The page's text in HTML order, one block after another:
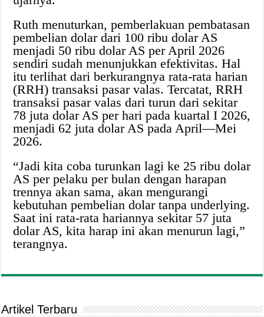
Ruth menuturkan, pemberlakuan pembatasan
pembelian dolar dari 100 ribu dolar AS
menjadi 50 ribu dolar AS per April 2026
sendiri sudah menunjukkan efektivitas. Hal
itu terlihat dari berkurangnya rata-rata harian
(RRH) transaksi pasar valas. Tercatat, RRH
transaksi pasar valas dari turun dari sekitar
78 juta dolar AS per hari pada kuartal I 2026,
menjadi 62 juta dolar AS pada April—Mei
2026.
“Jadi kita coba turunkan lagi ke 25 ribu dolar
AS per pelaku per bulan dengan harapan
trennya akan sama, akan mengurangi
kebutuhan pembelian dolar tanpa underlying.
Saat ini rata-rata hariannya sekitar 57 juta
dolar AS, kita harap ini akan menurun lagi,”
terangnya.
Artikel Terbaru